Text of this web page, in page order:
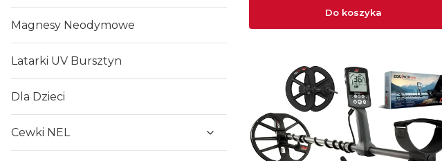
Magnesy Neodymowe
Latarki UV Bursztyn
Dla Dzieci
Cewki NEL
Do koszyka